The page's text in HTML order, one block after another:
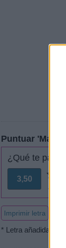
Puntuar
¿Qué te
3,50
2 votos
Imprimir letra
* Letra añadida por